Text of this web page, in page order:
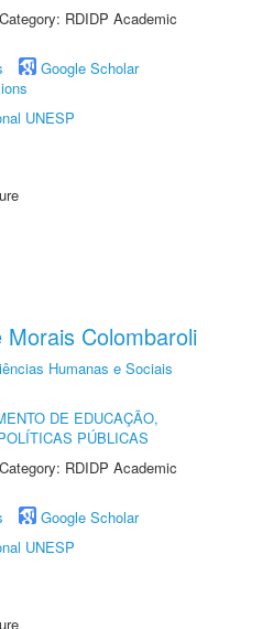
RDIDP Academic
Google Scholar
UNESP
Colombaroli
Humanas e Sociais
DE EDUCAÇÃO,
PÚBLICAS
RDIDP Academic
Google Scholar
UNESP